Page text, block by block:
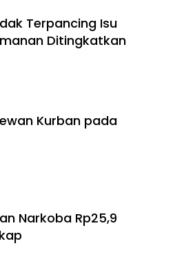
Terpancing Isu
Ditingkatkan
Kurban pada
Narkoba Rp25,9